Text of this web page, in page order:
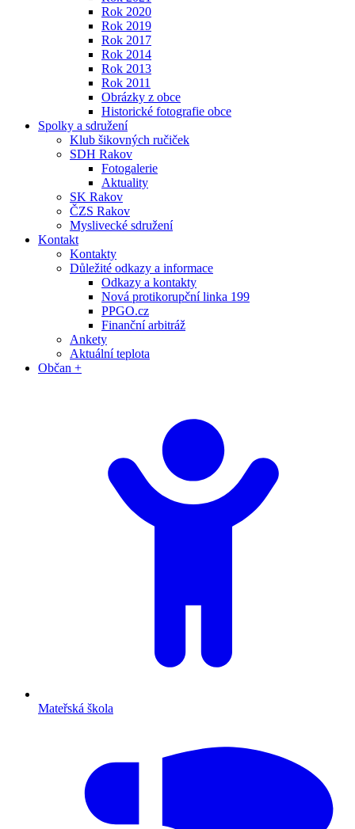
Rok 2020
Rok 2019
Rok 2017
Rok 2014
Rok 2013
Rok 2011
Obrázky z obce
Historické fotografie obce
Spolky a sdružení
Klub šikovných ručiček
SDH Rakov
Fotogalerie
Aktuality
SK Rakov
ČZS Rakov
Myslivecké sdružení
Kontakt
Kontakty
Důležité odkazy a informace
Odkazy a kontakty
Nová protikorupční linka 199
PPGO.cz
Finanční arbitráž
Ankety
Aktuální teplota
Občan +
Mateřská škola